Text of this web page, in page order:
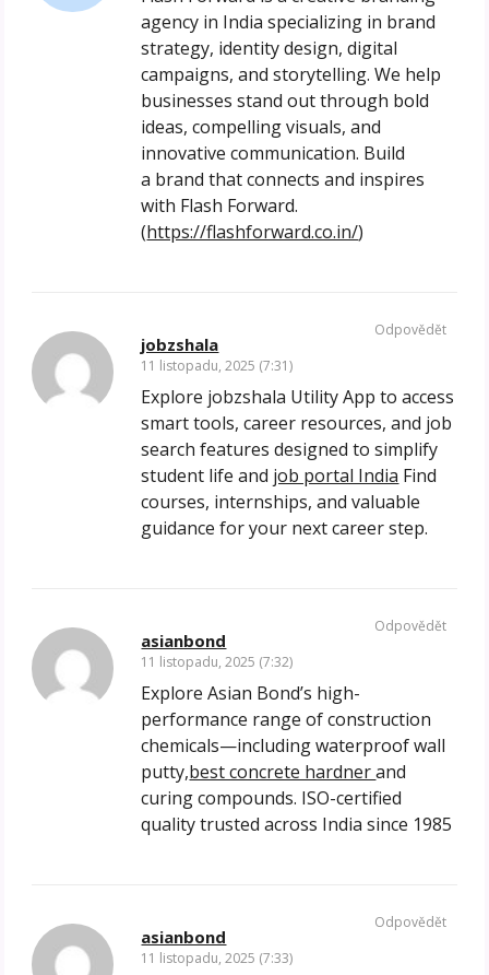
agency in India specializing in brand
strategy, identity design, digital
campaigns, and storytelling. We help
businesses stand out through bold
ideas, compelling visuals, and
innovative communication. Build
a brand that connects and inspires
with Flash Forward.
(https://flashforward.co.in/)
jobzshala
11 listopadu, 2025 (7:31)
Explore jobzshala Utility App to access
smart tools, career resources, and job
search features designed to simplify
student life and job portal India Find
courses, internships, and valuable
guidance for your next career step.
Odpovědět
asianbond
11 listopadu, 2025 (7:32)
Explore Asian Bond’s high-
performance range of construction
chemicals—including waterproof wall
putty,best concrete hardnerand
curing compounds. ISO-certified
quality trusted across India since 1985
Odpovědět
asianbond
11 listopadu, 2025 (7:33)
Odpovědět